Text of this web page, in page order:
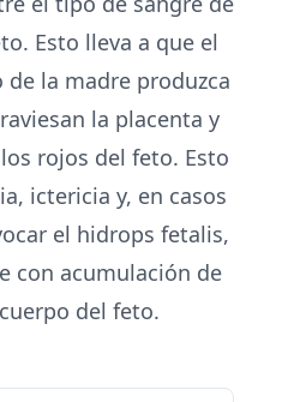
Esto lleva a que el
la madre produzca
la placenta y
rojos del feto. Esto
ictericia y, en casos
el hidrops fetalis,
con acumulación de
del feto.